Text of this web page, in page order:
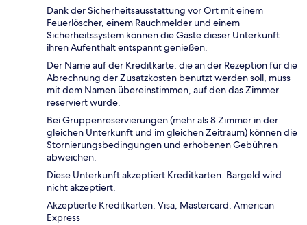
Dank der Sicherheitsausstattung vor Ort mit einem
Feuerlöscher, einem Rauchmelder und einem
Sicherheitssystem können die Gäste dieser Unterkunft
ihren Aufenthalt entspannt genießen.
Der Name auf der Kreditkarte, die an der Rezeption für die
Abrechnung der Zusatzkosten benutzt werden soll, muss
mit dem Namen übereinstimmen, auf den das Zimmer
reserviert wurde.
Bei Gruppenreservierungen (mehr als 8 Zimmer in der
gleichen Unterkunft und im gleichen Zeitraum) können die
Stornierungsbedingungen und erhobenen Gebühren
abweichen.
Diese Unterkunft akzeptiert Kreditkarten. Bargeld wird
nicht akzeptiert.
Akzeptierte Kreditkarten: Visa, Mastercard, American
Express